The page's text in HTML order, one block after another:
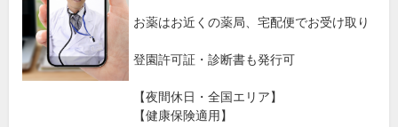
お薬はお近くの薬局、宅配便でお受け取り
登園許可証・診断書も発行可
【夜間休日・全国エリア】
【健康保険適用】